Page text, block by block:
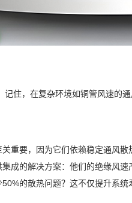
记住，在复杂环境如铜管风速的
重要，因为它们依赖稳定通风
成的解决方案：他们的绝缘风
的散热问题？这不仅提升系统